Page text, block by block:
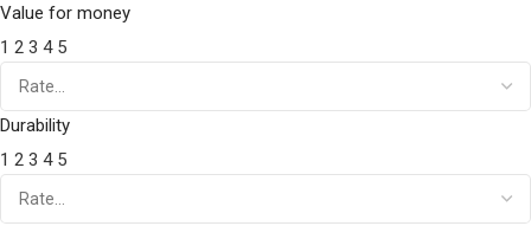
Value for money
1 2 3 4 5
Durability
1 2 3 4 5